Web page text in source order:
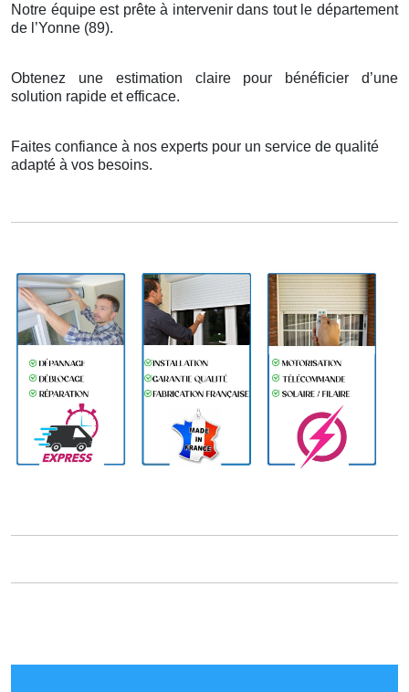
Notre équipe est prêteà intervenir dans tout le département
de l ’Yonne (89).
Obtenez une estimation claire pour bénéficier d’une
solution rapide et efficace.
Faites confiance à nos experts pour un service de qualité
adapté à vos besoins.